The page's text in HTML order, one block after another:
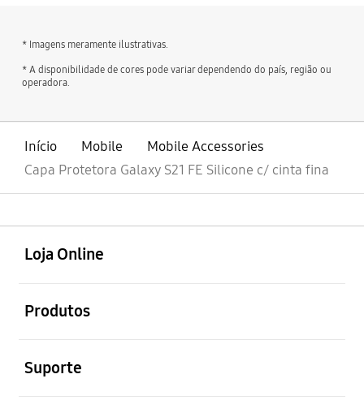
* Imagens meramente ilustrativas.
* A disponibilidade de cores pode variar dependendo do país, região ou
operadora.
Início Mobile
Mobile Accessories
Capa Protetora Galaxy S21 FE Silicone c/ cinta fina
Loja Online
Produtos
Suporte